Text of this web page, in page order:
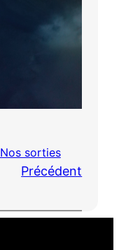
Nos sorties
Précédent